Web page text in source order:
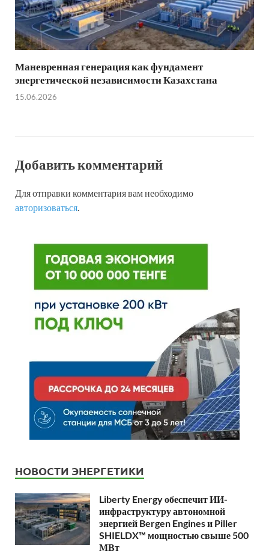
Маневренная генерация как фундамент
энергетической независимости Казахстана
15.06.2026
Добавить комментарий
Для отправки комментария вам необходимо
авторизоваться.
НОВОСТИ ЭНЕРГЕТИКИ
Liberty Energy обеспечит ИИ-
инфраструктуру автономной
энергией Bergen Engines и Piller
SHIELDX™ мощностью свыше 500
МВт